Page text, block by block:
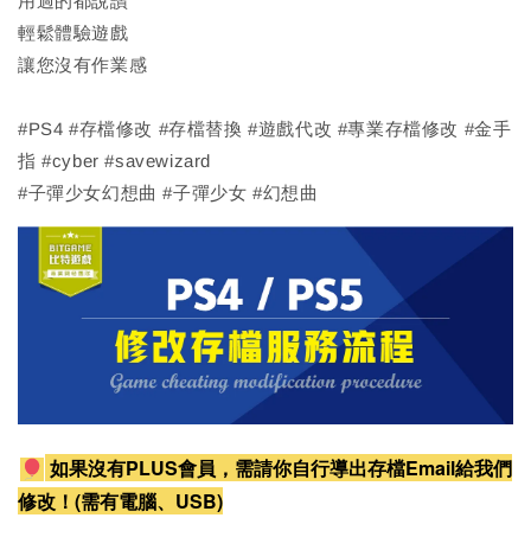
輕鬆體驗遊戲
讓您沒有作業感
#PS4 #存檔修改 #存檔替換 #遊戲代改 #專業存檔修改 #金手
指 #cyber #savewizard
#子彈少女幻想曲 #子彈少女 #幻想曲
如果沒有PLUS會員，需請你自行導出存檔Email給我們
修改！(需有電腦、USB)